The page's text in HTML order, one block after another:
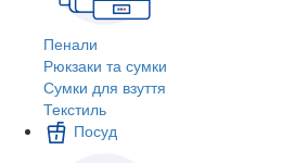
Пенали
Рюкзаки та сумки
Сумки для взуття
Текстиль
Посуд